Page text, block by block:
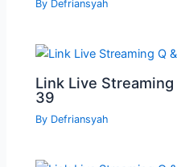
By Defriansyah
Link Live Streaming
39
By Defriansyah